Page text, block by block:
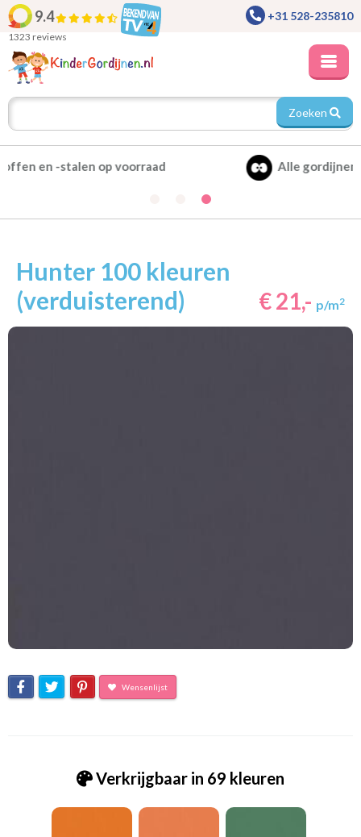
9.4
1323 reviews
+31 528-235810
Zoeken
Alle gordijnen verduisterend leverbaar
Hunter 100 kleuren
(verduisterend)
€ 21,- p/m2
Wensenlijst
Verkrijgbaar in 69 kleuren